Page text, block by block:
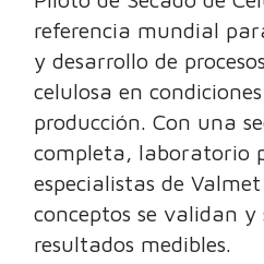
referencia mundial
y desarrollo de
celulosa en
producción. Con una
completa, laboratorio
especialistas de
conceptos se validan
resultados medibles.